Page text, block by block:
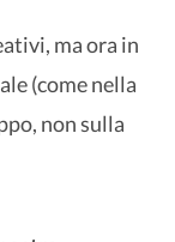
ma ora in
(come nella
non sulla